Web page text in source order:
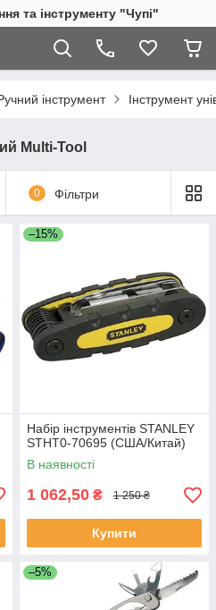
та інструменту "Чупі"
інструмент Інструмент
Multi-Tool
0 Фільтри
–15%
Набір інструментів STANLEY
STHT0-70695 (США/Китай)
В наявності
1 062,50 ₴ 1 250 ₴
Купити
–5%